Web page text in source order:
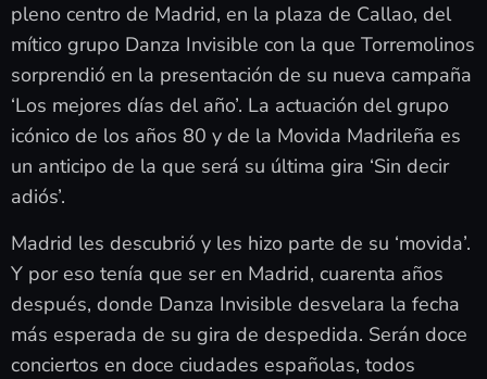
pleno centro de Madrid, en la plaza de Callao, del
mítico grupo Danza Invisible con la que Torremolinos
sorprendió en la presentación de su nueva campaña
‘Los mejores días del año’. La actuación del grupo
icónico de los años 80 y de la Movida Madrileña es
un anticipo de la que será su última gira ‘Sin decir
adiós’.
Madrid les descubrió y les hizo parte de su ‘movida’.
Y por eso tenía que ser en Madrid, cuarenta años
después, donde Danza Invisible desvelara la fecha
más esperada de su gira de despedida. Serán doce
conciertos en doce ciudades españolas, todos